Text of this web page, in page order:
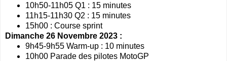
10h50-11h05 Q1 : 15 minutes
11h15-11h30 Q2 : 15 minutes
15h00 : Course sprint
Dimanche 26 Novembre 2023 :
9h45-9h55 Warm-up : 10 minutes
10h00 Parade des pilotes MotoGP